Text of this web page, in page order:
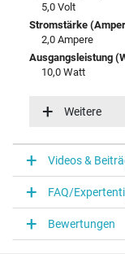
5,0 Volt
Stromstärke
2,0 Ampere
Ausgangsleistung
10,0 Watt
100-240V / 50-
Funktions-LED
Funktions-LED im
Notebook
Steckertyp / -form
Micro USB / –
Weitere
Videos &
FAQ/
Bewertungen